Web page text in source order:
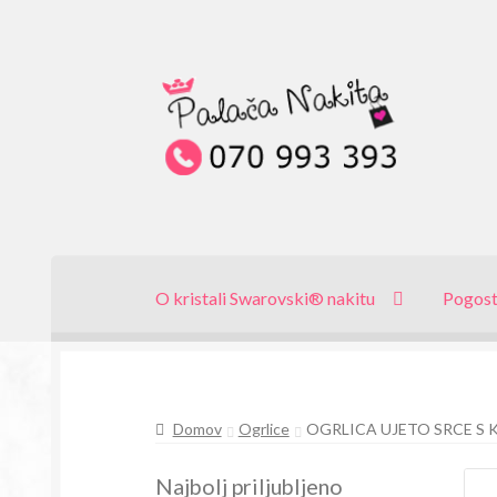
Skip
to
navigation
Skip
to
content
O kristali Swarovski® nakitu
Domov Ogrlice OGRLICA UJETO SRCE
Najbolj priljubljeno